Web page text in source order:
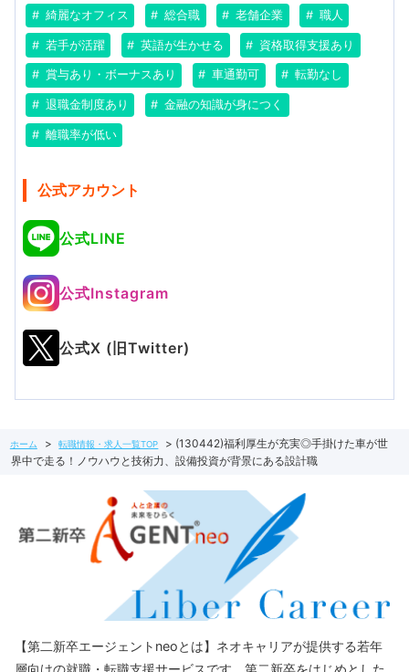
綺麗なオフィス 総合職 老舗企業 職人
若手が活躍 英語が生かせる 資格取得支援あり
賞与あり・ボーナスあり 車通勤可 転勤なし
退職金制度あり 金融の知識が身につく
離職率が低い
公式アカウント
公式LINE
公式Instagram
公式X (旧Twitter)
ホーム 転職情報・求人一覧TOP
(130442)福利厚生が充実◎手掛けた車が世
界中で走る！ノウハウと技術力、設備投資が背景にある設計職
【第二新卒エージェントneoとは】ネオキャリアが提供する若年
層向けの就職・転職支援サービスです。第二新卒をはじめとした